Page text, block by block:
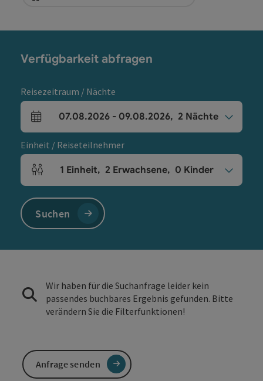
Verfügbarkeit abfragen
Reisezeitraum / Nächte
An- und Abreisefelder
07.08.2026 - 09.08.2026, 2 Nächte
Einheit / Reiseteilnehmer
Einheitenanzahl und Personenfelder
1 Einheit, 2 Erwachsene, 0 Kinder
Suchen
Wir haben für die Suchanfrage leider kein
passendes buchbares Ergebnis gefunden. Bitte
verändern Sie die Filterfunktionen!
Anfrage senden